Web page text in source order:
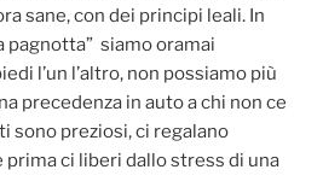
sane, con dei principi leali. In
pagnotta” siamo oramai
l’un l’altro, non possiamo più
precedenza in auto a chi non ce
sono preziosi, ci regalano
prima ci liberi dallo stress di una